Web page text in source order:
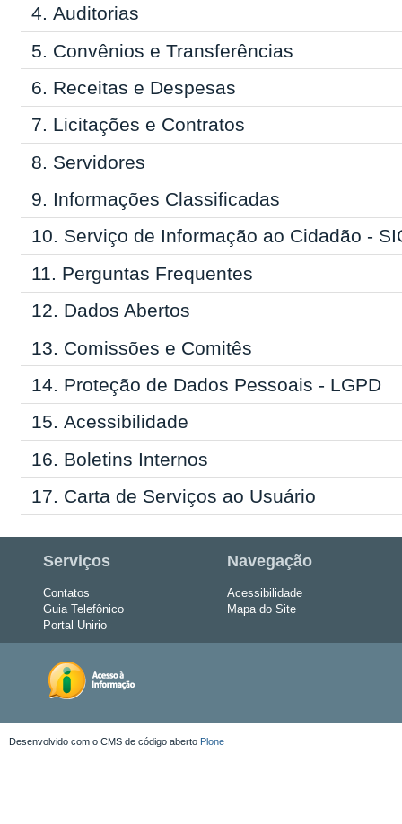
4. Auditorias
5. Convênios e Transferências
6. Receitas e Despesas
7. Licitações e Contratos
8. Servidores
9. Informações Classificadas
10. Serviço de Informação ao Cidadão -
11. Perguntas Frequentes
12. Dados Abertos
13. Comissões e Comitês
14. Proteção de Dados Pessoais - LGPD
15. Acessibilidade
16. Boletins Internos
17. Carta de Serviços ao Usuário
Serviços
Contatos
Guia Telefônico
Portal Unirio
Navegação
Acessibilidade
Mapa do Site
Desenvolvido com o CMS de código aberto Plone